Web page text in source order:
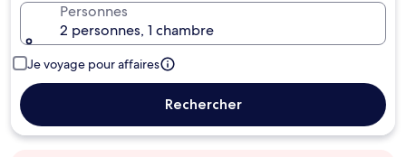
Personnes
2 personnes, 1 chambre
Je voyage pour affaires
Rechercher